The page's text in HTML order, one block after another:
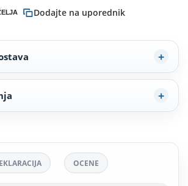
Dodajte na uporednik
OCENE